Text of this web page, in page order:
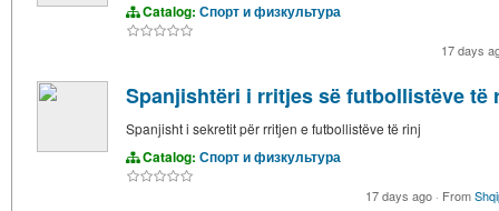
Catalog: Спорт и физкультура
17 days
Spanjishtëri i rritjes së futbollistëve të
Spanjisht i sekretit për rritjen e futbollistëve të rinj
Catalog: Спорт и физкультура
17 days ago · From